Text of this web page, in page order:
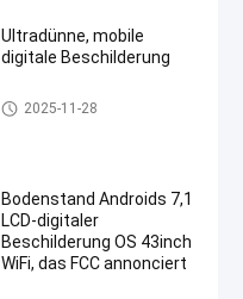
Ultradünne, mobile
digitale Beschilderung
Digital Signage Kiosk
2025-11-28
Bodenstand Androids 7,1
LCD-digitaler
Beschilderung OS 43inch
WiFi, das FCC annonciert